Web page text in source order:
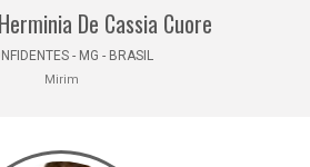
De Cassia Cuore
- MG - BRASIL
Mirim